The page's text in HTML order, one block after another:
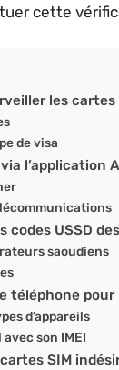
cette
les
de visa
l’application
codes USSD
saoudiens
téléphone
d’appareils
son IMEI
SIM